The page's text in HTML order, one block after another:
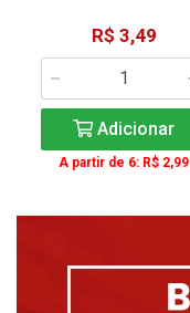
R$ 3,49
Adicionar
A partir de 6: R$ 2,99